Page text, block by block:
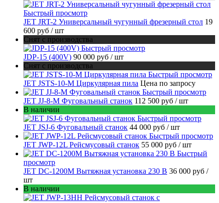
Быстрый просмотр
JET JRT-2 Универсальный чугунный фрезерный стол 19
600 руб / шт
Снят с производства
Быстрый просмотр
JDP-15 (400V) 90 000 руб / шт
Снят с производства
Быстрый просмотр
JET JSTS-10-M Циркулярная пила Цена по запросу
Быстрый просмотр
JET JJ-8-M Фуговальный станок 112 500 руб / шт
В наличии
Быстрый просмотр
JET JSJ-6 Фуговальный станок 44 000 руб / шт
Быстрый просмотр
JET JWP-12L Рейсмусовый станок 55 000 руб / шт
Быстрый
просмотр
JET DC-1200M Вытяжная установка 230 В 36 000 руб /
шт
В наличии